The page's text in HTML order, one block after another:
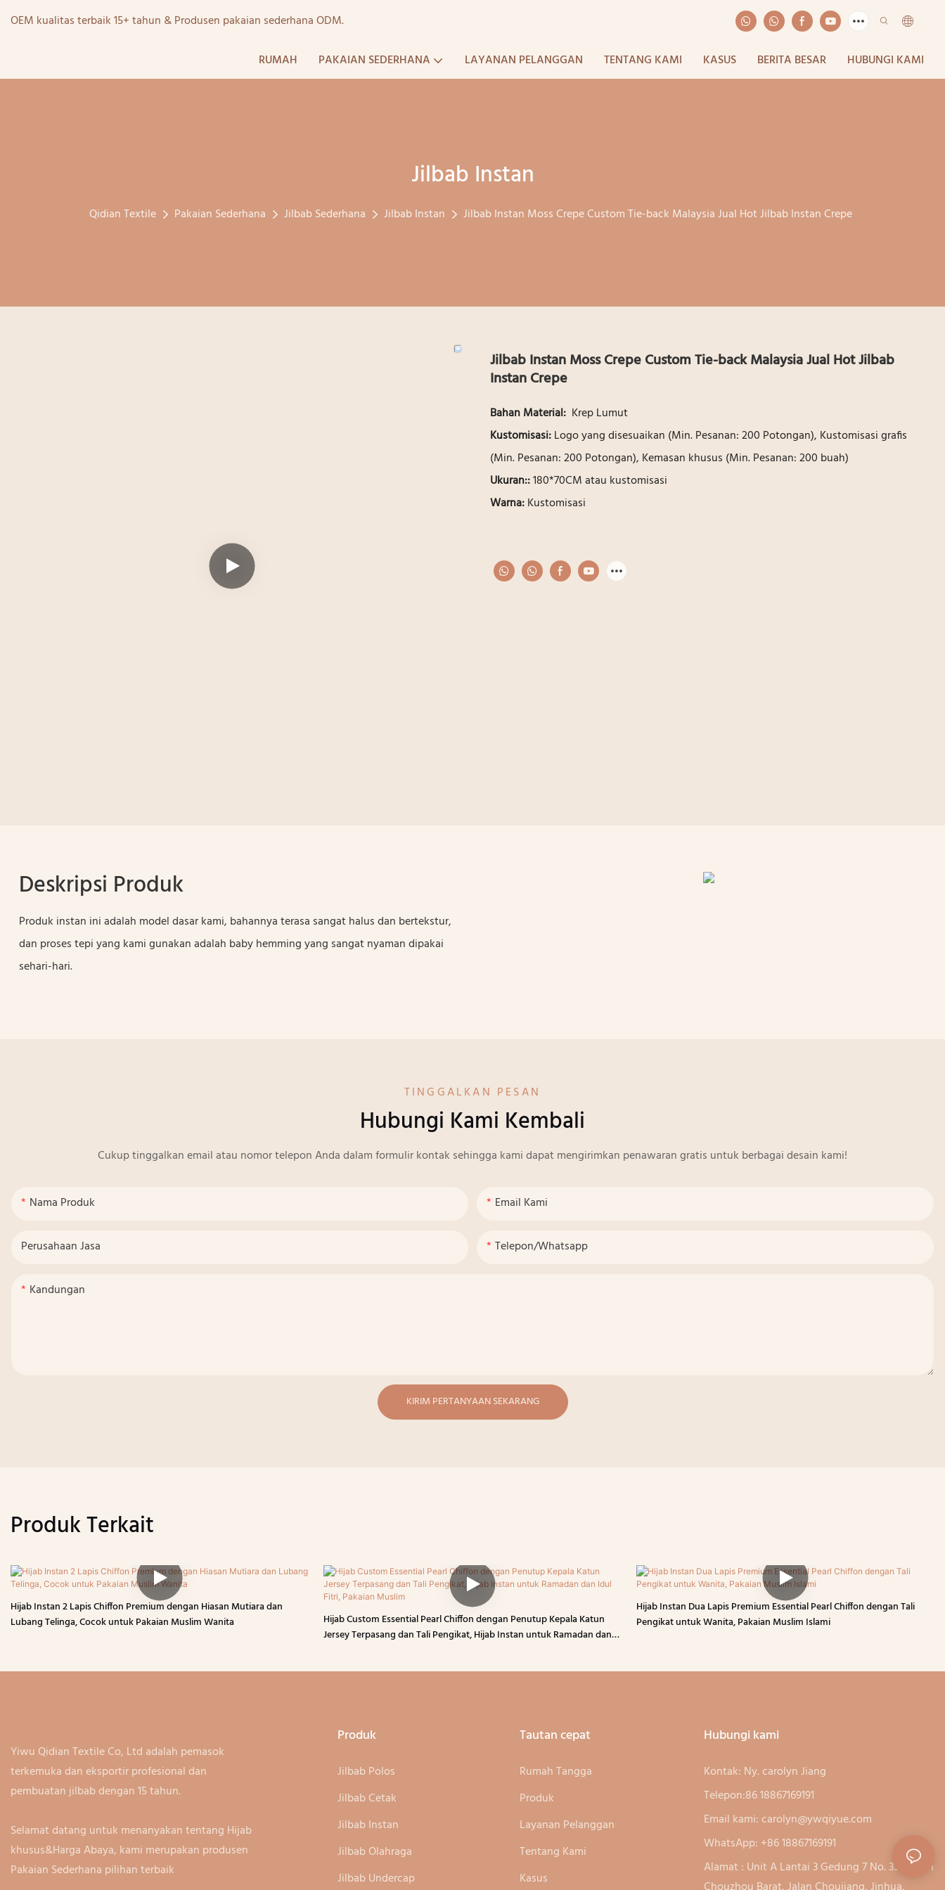
OEM kualitas terbaik 15+ tahun & Produsen pakaian sederhana ODM.
RUMAH PAKAIAN SEDERHANA LAYANAN PELANGGAN TENTANG KAMI KASUS BERITA BESAR HUBUNGI KAMI
Jilbab Instan
Qidian Textile Pakaian Sederhana Jilbab Sederhana Jilbab Instan Jilbab Instan Moss Crepe Custom Tie-back Malaysia Jual Hot Jilbab Instan Crepe
Jilbab Instan Moss Crepe Custom Tie-back Malaysia Jual Hot Jilbab
Instan Crepe
Bahan Material: Krep Lumut
Kustomisasi:Logo yang disesuaikan (Min. Pesanan: 200 Potongan), Kustomisasi grafis
(Min. Pesanan: 200 Potongan), Kemasan khusus (Min. Pesanan: 200 buah)
Ukuran::180*70CM atau kustomisasi
Warna:Kustomisasi
Deskripsi Produk
Produk instan ini adalah model dasar kami, bahannya terasa sangat halus dan bertekstur,
dan proses tepi yang kami gunakan adalah baby hemming yang sangat nyaman dipakai
sehari-hari.
TINGGALKAN PESAN
Hubungi Kami Kembali
Cukup tinggalkan email atau nomor telepon Anda dalam formulir kontak sehingga kami dapat mengirimkan penawaran gratis untuk berbagai desain kami!
Nama Produk Email Kami
Perusahaan Jasa Telepon/whatsapp
Kandungan
KIRIM PERTANYAAN SEKARANG
Produk Terkait
Hijab Instan 2 Lapis Chiffon Premium dengan Hiasan Mutiara dan
Lubang Telinga, Cocok untuk Pakaian Muslim Wanita
Hijab Custom Essential Pearl Chiffon dengan Penutup Kepala Katun
Jersey Terpasang dan Tali Pengikat, Hijab Instan untuk Ramadan dan
Hijab Instan Dua Lapis Premium Essential Pearl Chiffon dengan Tali
Pengikat untuk Wanita, Pakaian Muslim Islami
Yiwu Qidian Textile Co, Ltd adalah pemasok
terkemuka dan eksportir profesional dan
pembuatan jilbab dengan 15 tahun.
Selamat datang untuk menanyakan tentang Hijab
khusus&Harga Abaya, kami merupakan produsen
Pakaian Sederhana pilihan terbaik
Produk
Jilbab Polos
Jilbab Cetak
Jilbab Instan
Jilbab Olahraga
Jilbab Undercap
Tautan cepat
Rumah Tangga
Produk
Layanan Pelanggan
Tentang Kami
Kasus
Hubungi kami
Kontak: Ny. carolyn Jiang
Telepon:86 18867169191
Email kami:carolyn@ywqiyue.com
WhatsApp: +86 18867169191
Alamat : Unit A Lantai 3 Gedung 7 No. 333, Jalan